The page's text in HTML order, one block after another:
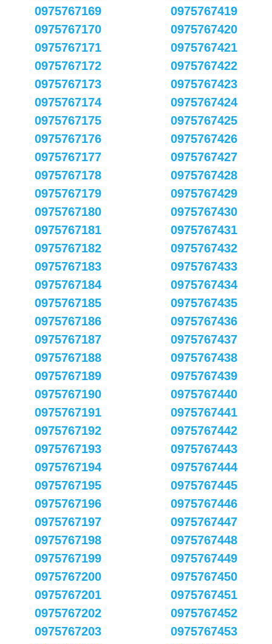
0975767169
0975767170
0975767171
0975767172
0975767173
0975767174
0975767175
0975767176
0975767177
0975767178
0975767179
0975767180
0975767181
0975767182
0975767183
0975767184
0975767185
0975767186
0975767187
0975767188
0975767189
0975767190
0975767191
0975767192
0975767193
0975767194
0975767195
0975767196
0975767197
0975767198
0975767199
0975767200
0975767201
0975767202
0975767203
0975767419
0975767420
0975767421
0975767422
0975767423
0975767424
0975767425
0975767426
0975767427
0975767428
0975767429
0975767430
0975767431
0975767432
0975767433
0975767434
0975767435
0975767436
0975767437
0975767438
0975767439
0975767440
0975767441
0975767442
0975767443
0975767444
0975767445
0975767446
0975767447
0975767448
0975767449
0975767450
0975767451
0975767452
0975767453